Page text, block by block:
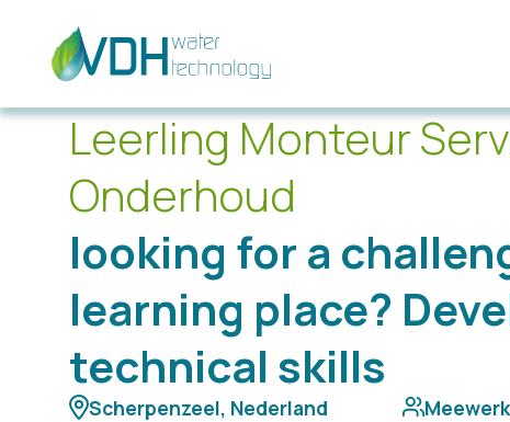
Leerling Monteur
Onderhoud
looking for a
learning place?
technical skills
Scherpenzeel, Nederland